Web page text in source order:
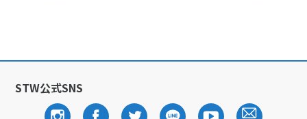
STW公式SNS